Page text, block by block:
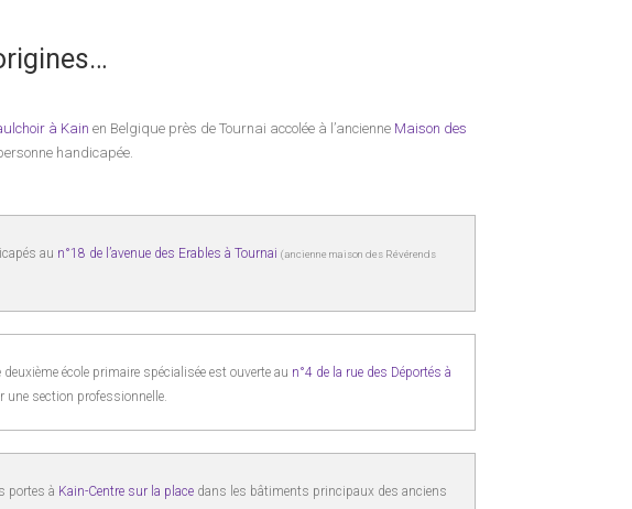
à Kain en Belgique près de Tournai accolée à l’ancienne Maison des
handicapée.
au n°18 de l’avenue des Erables à Tournai (ancienne maison des Révérends
école primaire spécialisée est ouverte au n°4 de la rue des Déportés à
une section professionnelle.
portes à Kain-Centre sur la placedans les bâtiments principaux des anciens